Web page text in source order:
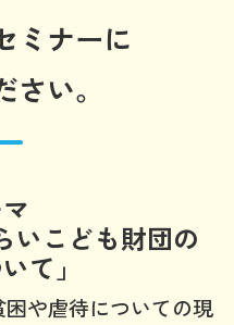
ミナーに
さい。
いこども財団の
て」
や虐待についての現